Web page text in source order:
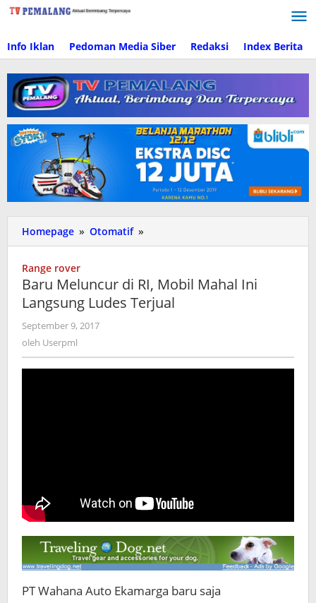
Lewati
Info Iklan Pedoman Media Siber Redaksi Index Berita
Homepage » Otomatif »
Meluncur
Mobil
Mahal
Range rover
Baru Meluncur di RI, Mobil Mahal Ini
Langsung Ludes Terjual
September 9, 2017
oleh Userpml
PT Wahana Auto Ekamarga baru saja